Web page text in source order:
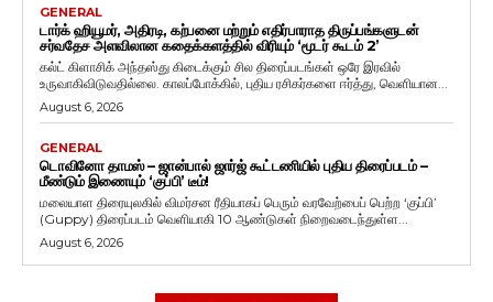
GENERAL
டார்க் ஹியூமர், அதிரடி, கற்பனை மற்றும் எதிர்பாராத திருப்பங்களுடன்
சர்வதேச அளவிலான கதைக்களத்தில் விரியும் ‘மூடர் கூடம் 2’
கல்ட் கிளாசிக் அந்தஸ்து கிடைக்கும் சில திரைப்படங்கள் ஒரே இரவில்
உருவாகிவிடுவதில்லை. காலப்போக்கில், புதிய ரசிகர்களை ஈர்த்து, வெளியான...
August 6, 2026
GENERAL
டொவினோ தாமஸ் – ஜான்பால் ஜார்ஜ் கூட்டணியில் புதிய திரைப்படம் –
மீண்டும் இணையும் ‘குப்பி’ டீம்!
மலையாள திரையுலகில் விமர்சன ரீதியாகப் பெரும் வரவேற்பைப் பெற்ற ‘குப்பி’
(Guppy) திரைப்படம் வெளியாகி 10 ஆண்டுகள் நிறைவடைந்துள்ள...
August 6, 2026